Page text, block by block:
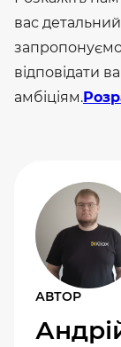
вас
відповідати
амбіціям.
АВТОР